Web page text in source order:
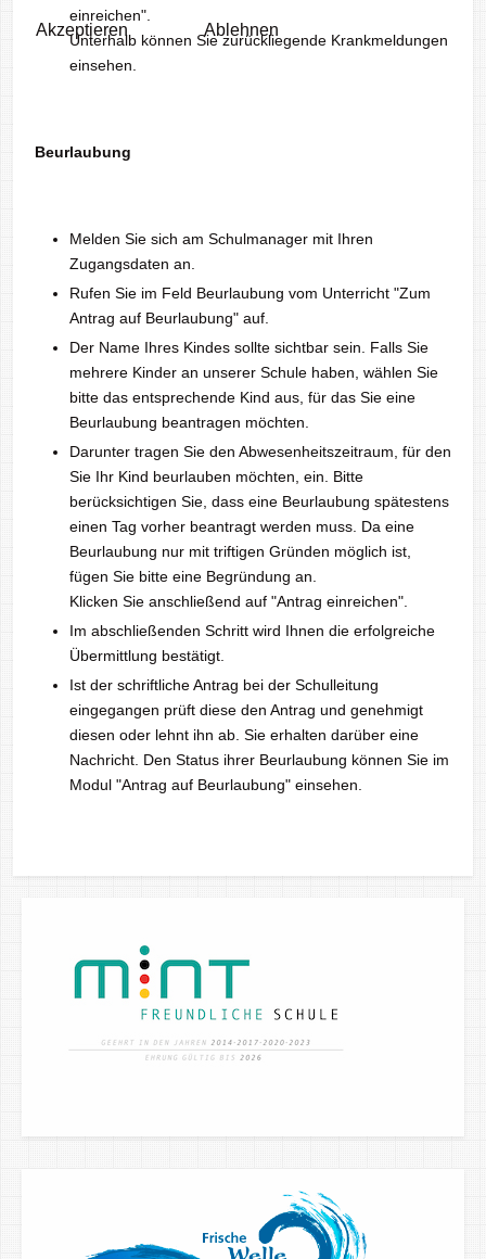
einreichen".
Unterhalb können Sie zurückliegende Krankmeldungen
einsehen.
Beurlaubung
Melden Sie sich am Schulmanager mit Ihren
Zugangsdaten an.
Rufen Sie im Feld Beurlaubung vom Unterricht "Zum
Antrag auf Beurlaubung" auf.
Der Name Ihres Kindes sollte sichtbar sein. Falls Sie
mehrere Kinder an unserer Schule haben, wählen Sie
bitte das entsprechende Kind aus, für das Sie eine
Beurlaubung beantragen möchten.
Darunter tragen Sie den Abwesenheitszeitraum, für den
Sie Ihr Kind beurlauben möchten, ein. Bitte
berücksichtigen Sie, dass eine Beurlaubung spätestens
einen Tag vorher beantragt werden muss. Da eine
Beurlaubung nur mit triftigen Gründen möglich ist,
fügen Sie bitte eine Begründung an.
Klicken Sie anschließend auf "Antrag einreichen".
Im abschließenden Schritt wird Ihnen die erfolgreiche
Übermittlung bestätigt.
Ist der schriftliche Antrag bei der Schulleitung
eingegangen prüft diese den Antrag und genehmigt
diesen oder lehnt ihn ab. Sie erhalten darüber eine
Nachricht. Den Status ihrer Beurlaubung können Sie im
Modul "Antrag auf Beurlaubung" einsehen.
Akzeptieren Ablehnen